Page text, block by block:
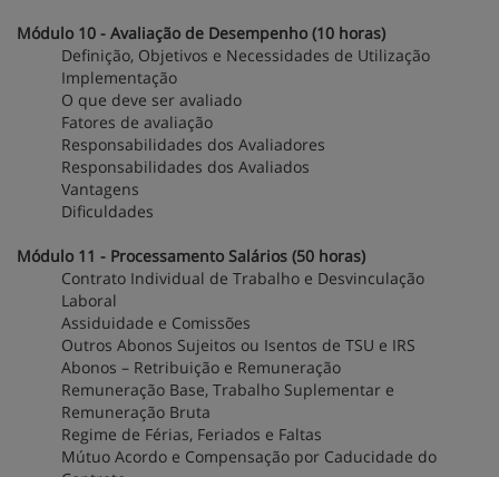
Módulo 10 - Avaliação de Desempenho (10 horas)
Definição, Objetivos e Necessidades de Utilização
Implementação
O que deve ser avaliado
Fatores de avaliação
Responsabilidades dos Avaliadores
Responsabilidades dos Avaliados
Vantagens
Dificuldades
Módulo 11 - Processamento Salários (50 horas)
Contrato Individual de Trabalho e Desvinculação
Laboral
Assiduidade e Comissões
Outros Abonos Sujeitos ou Isentos de TSU e IRS
Abonos – Retribuição e Remuneração
Remuneração Base, Trabalho Suplementar e
Remuneração Bruta
Regime de Férias, Feriados e Faltas
Mútuo Acordo e Compensação por Caducidade do